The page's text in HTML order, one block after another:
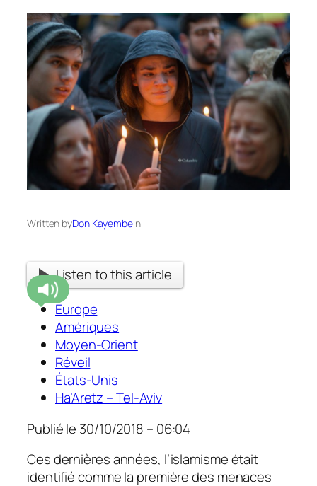
Written byDon Kayembein
Listen to this article
Europe
Amériques
Moyen-Orient
Réveil
États-Unis
Ha’Aretz – Tel-Aviv
Publié le 30/10/2018 – 06:04
Ces dernières années, l’islamisme était
identifié comme la première des menaces